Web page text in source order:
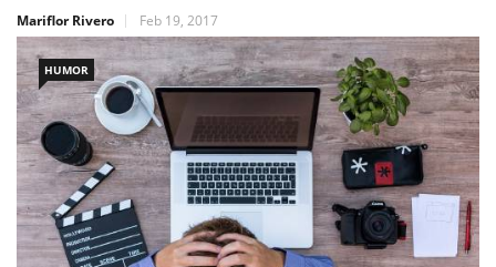
Mariflor Rivero
Feb 19, 2017
HUMOR